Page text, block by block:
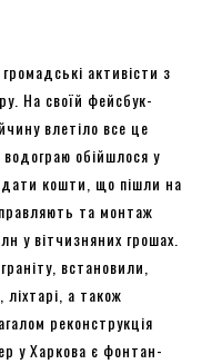
активісти з
На своїй фейсбук-
влетіло все це
обійшлося у
кошти, що пішли на
та монтаж
у вітчизняних грошах.
встановили,
а також
реконструкція
у Харкова є фонтан-